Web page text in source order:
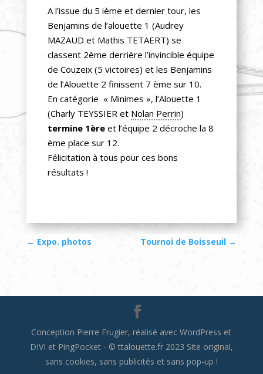
A l’issue du 5 ième et dernier tour, les
Benjamins de l’alouette 1 (Audrey
MAZAUD et Mathis TETAERT) se
classent 2ème derrière l’invincible équipe
de Couzeix (5 victoires) et les Benjamins
de l’Alouette 2 finissent 7 ème sur 10.
En catégorie « Minimes », l’Alouette 1
(Charly TEYSSIER et Nolan Perrin)
termine 1èreet l’équipe 2 décroche la 8
ème place sur 12.
Félicitation à tous pour ces bons
résultats !
← Expo. photos Tournoi de Boisseuil →
Conception Pierre Frugier, réalisé avec WordPress et
DIVI et PingPocket - © ttalouette.fr 2023 Site original,
sans cookies, sans publicités et sans pop-up !